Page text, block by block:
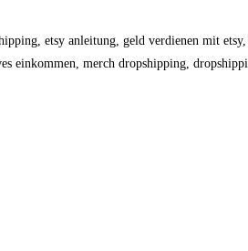
etsy anleitung, geld verdienen mit
einkommen, merch dropshipping,